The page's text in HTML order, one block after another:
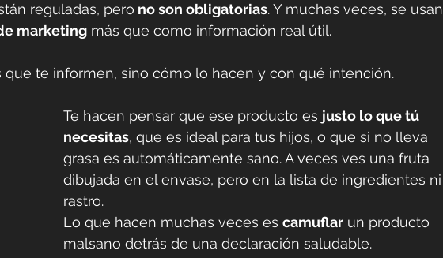
reguladas, pero no son obligatorias. Y muchas veces, se usan
marketing más que como información real útil.
que te informen, sino cómo lo hacen y con qué intención.
Te hacen pensar que ese producto es justo lo que tú
necesitas, que es ideal para tus hijos, o que si no lleva
grasa es automáticamente sano. A veces ves una fruta
dibujada en el envase, pero en la lista de ingredientes ni
rastro.
Lo que hacen muchas veces es camuflar un producto
malsano detrás de una declaración saludable.